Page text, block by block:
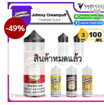
-49%
Add
to
wishlist
สินค้าหมดแล้ว